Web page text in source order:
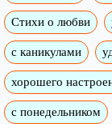
Стихи о любви
с каникулами
хорошего
с понедельником